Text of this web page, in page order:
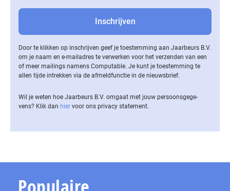
Door te klikken op inschrijven geef je toestemming aan Jaarbeurs B.V.
om je naam en e-mailadres te verwerken voor het verzenden van een
of meer mailings namens Computable. Je kunt je toestemming te
allen tijde intrekken via de af­meld­func­tie in de nieuwsbrief.
Wil je weten hoe Jaarbeurs B.V. omgaat met jouw per­soons­ge­ge­
vens? Klik dan hier voor ons privacy statement.